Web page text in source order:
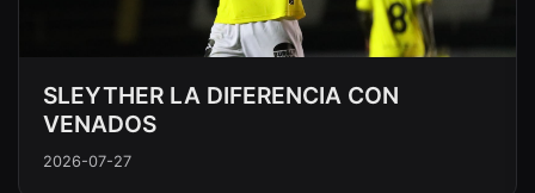
SLEYTHER LA DIFERENCIA CON
VENADOS
2026-07-27